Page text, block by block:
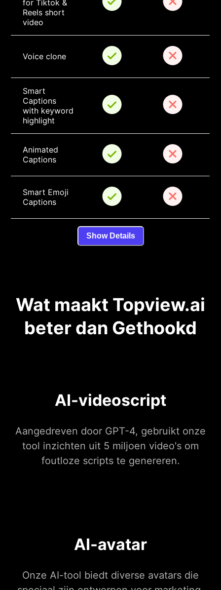
for Tiktok &
Reels short
video
Voice clone
Smart
Captions
with keyword
highlight
Animated
Captions
Smart Emoji
Captions
Show Details
Wat maakt Topview.ai
beter dan Gethookd
AI-videoscript
Aangedreven door GPT-4, gebruikt onze
tool inzichten uit 5 miljoen video's om
foutloze scripts te genereren.
AI-avatar
Onze AI-tool biedt diverse avatars die